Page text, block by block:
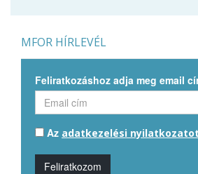
MFOR HÍRLEVÉL
Feliratkozáshoz adja meg email
Az adatkezelési nyilatkozatot
Feliratkozom